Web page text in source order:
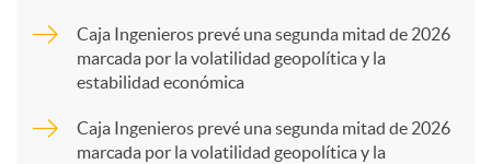
p
Caja Ingenieros prevé una segunda mitad de 2026
marcada por la volatilidad geopolítica y la
estabilidad económica
Caja Ingenieros prevé una segunda mitad de 2026
marcada por la volatilidad geopolítica y la